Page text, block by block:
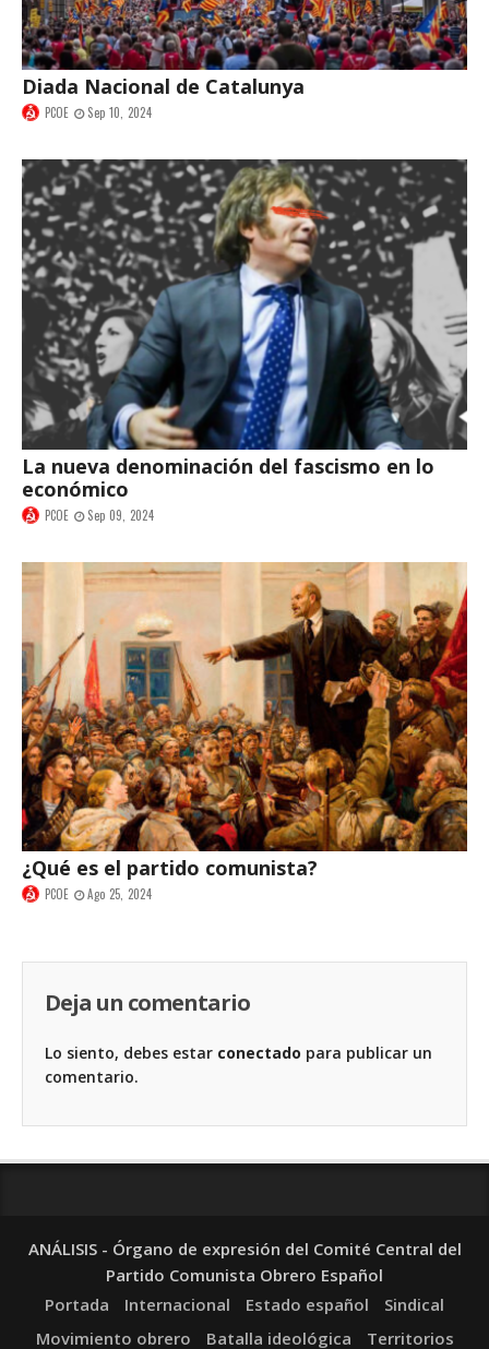
Diada Nacional de Catalunya
PCOE Sep 10, 2024
La nueva denominación del fascismo en lo
económico
PCOE Sep 09, 2024
¿Qué es el partido comunista?
PCOE Ago 25, 2024
Deja un comentario
Lo siento, debes estar conectado para publicar un
comentario.
ANÁLISIS - Órgano de expresión del Comité Central del
Partido Comunista Obrero Español
Portada
Internacional Estado español
Sindical
Movimiento obrero
Batalla ideológica Territorios